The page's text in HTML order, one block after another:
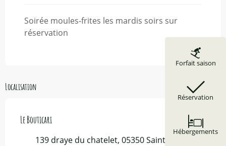
Forfait saison
Réservation
Hébergements
Soirée moules-frites les mardis soirs sur
réservation
Localisation
Le Bouticari
139 draye du chatelet, 05350 Saint-Véran